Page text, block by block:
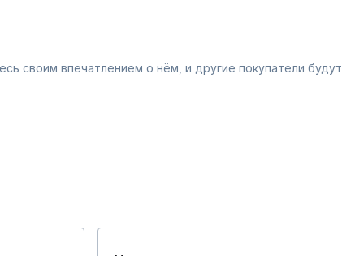
своим впечатлением о нём, и другие покупатели будут